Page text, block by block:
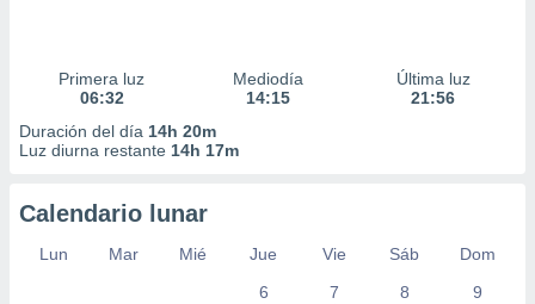
Primera luz
06:32
Mediodía
14:15
Última luz
21:56
Duración del día 14h 20m
Luz diurna restante 14h 17m
Calendario lunar
Lun Mar Mié Jue Vie Sáb
Dom
6
7 8 9